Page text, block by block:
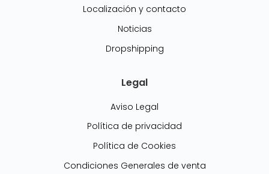
Localización y contacto
Noticias
Dropshipping
Legal
Aviso Legal
Política de privacidad
Política de Cookies
Condiciones Generales de venta